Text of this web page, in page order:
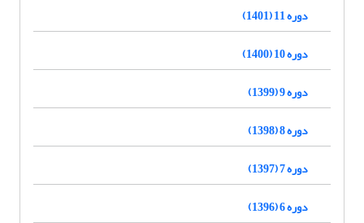
دوره 11 (1401)
دوره 10 (1400)
دوره 9 (1399)
دوره 8 (1398)
دوره 7 (1397)
دوره 6 (1396)